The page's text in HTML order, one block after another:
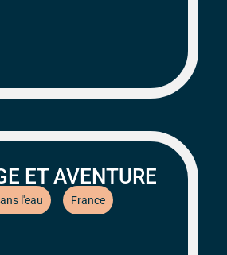
ET AVENTURE
l'eau France